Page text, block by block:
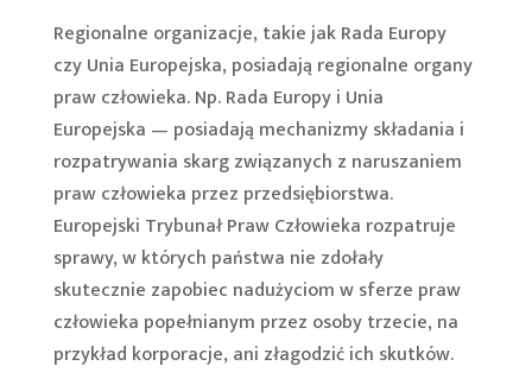
Regionalne organizacje, takie jak Rada Europy
czy Unia Europejska, posiadają regionalne organy
praw człowieka. Np. Rada Europy i Unia
Europejska — posiadają mechanizmy składania i
rozpatrywania skarg związanych z naruszaniem
praw człowieka przez przedsiębiorstwa.
Europejski Trybunał Praw Człowieka rozpatruje
sprawy, w których państwa nie zdołały
skutecznie zapobiec nadużyciom w sferze praw
człowieka popełnianym przez osoby trzecie, na
przykład korporacje, ani złagodzić ich skutków.